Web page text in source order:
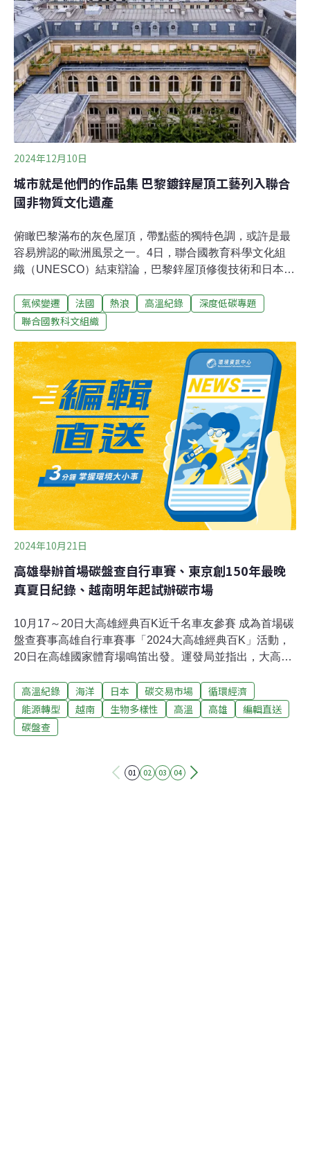
卻是一項警訊。今年是全球有紀錄以來最熱的一年，聯合
國的世界氣象組織（WMO）、美國的國家海洋暨大氣總署
（NOAA）和國家航空暨太空總署（NASA）、歐盟的
C3S等氣候監測組織都在10日發表這項消息
2024年12月10日
城市就是他們的作品集 巴黎鍍鋅屋頂工藝列入聯合
國非物質文化遺產
俯瞰巴黎滿布的灰色屋頂，帶點藍的獨特色調，或許是最
容易辨認的歐洲風景之一。4日，聯合國教育科學文化組
織（UNESCO）結束辯論，巴黎鋅屋頂修復技術和日本清
錄」，讓這項技藝的傳承者大為振奮。鍍鋅屋頂造就巴黎
市獨特的視覺記憶，但其聚熱的特性在全球暖化時代是否
是他們的作品集12月2至7日，聯合國教科文組織
（UNESCO）在巴拉圭首都亞松森（Asuncion）召開非
物質文化遺產政府間委員會。巴黎鍍鋅屋頂源自19世紀。
根據巴黎城市規劃研究院（APUR），目前約有12萬8000
座屋頂，其中八成鋪設了鍍鋅板材，覆蓋面積達2140萬平
方公尺，還有近6000名具有鋅屋頂技藝的巴黎工匠。靠著
他們的定期維護，獨特的都市樣貌得以保存至今。列入文
化資產的並非屋頂本身，而是鍍鋅屋頂的技藝與知識。根
據UNESCO，這包括如何
氣候變遷 法國 熱浪 高溫紀錄
深度低碳專題
聯合國教科文組織
2024年10月21日
高雄舉辦首場碳盤查自行車賽、東京創150年最晚
真夏日紀錄、越南明年起試辦碳市場
10月17～20日大高雄經典百K近千名車友參賽 成為首場碳
盤查賽事高雄自行車賽事「2024大高雄經典百K」活動，
20日在高雄國家體育場鳴笛出發。運發局並指出，大高雄
雄市首場碳盤查的賽事，專業碳盤查公司贊助推動賽事減
碳，從賽衣、獎牌製作，到運輸、現場布置都符合環保、
減碳的目標籌辦，將成為全台單車碳盤查的標竿賽事。
（中央社報導）外籍貨輪擱淺殘油載回 海保署持續關注生
日完成重油抽除後，海保署持續監控殘貨及船體移除，並
高溫紀錄 海洋 日本 碳交易市場
循環經濟
能源轉型
越南 生物多樣性 高溫 高雄
編輯直送
碳盤查
01 02 03 04